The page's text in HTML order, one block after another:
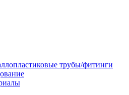
трубы/фитинги